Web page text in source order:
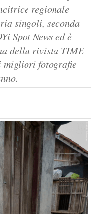
regionale
singoli, seconda
Spot News ed è
della rivista TIME
migliori fotografie